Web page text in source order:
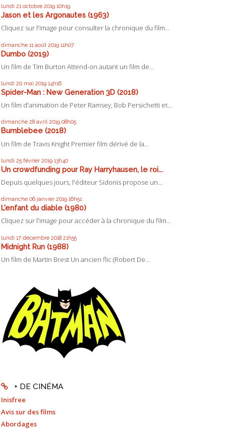
lundi 21 octobre 2019 10h19
Jason et les Argonautes (1963)
Cliquez sur l'image pour consulter la chronique du film...
dimanche 11 août 2019 11h07
Dumbo (2019)
Un film de Tim Burton Attend-on autant un film de...
lundi 20 mai 2019 14h16
Spider-Man : New Generation 3D (2018)
Un film d'animation de Peter Ramsey, Bob Persichetti et...
dimanche 28 avril 2019 08h05
Bumblebee (2018)
Un film de Travis Knight Premier film dérivé de la...
lundi 25 février 2019 13h40
Un crowdfunding pour Ray Harryhausen, le roi...
Depuis quelques jours, l'éditeur Sidonis propose un...
dimanche 06 janvier 2019 16h51
L'enfant du diable (1980)
Cliquez sur l'image pour accéder à la chronique du film...
lundi 17 décembre 2018 21h55
Midnight Run (1988)
Un film de Martin Brest Un ancien flic (Robert De...
+ DE CINÉMA
Inisfree
Avis sur des films
Abordages